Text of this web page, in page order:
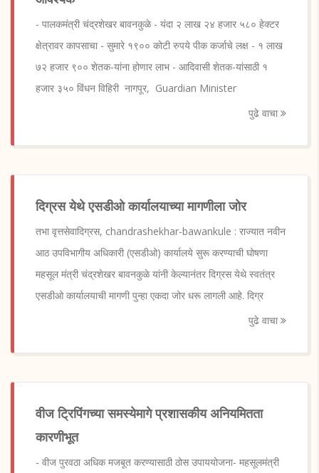
- पालकमंत्री चंद्रशेखर बावनकुळे - यंदा २ लाख २४ हजार ५८० हेक्टर
क्षेत्रावर कापसाचा - सुमारे १९०० कोटी रुपये पीक कर्जाचे लक्ष - १ लाख
७२ हजार ९०० शेतक-यांना होणार लाभ - आदिवासी शेतक-यांसाठी १
हजार ३५० विंधन विहिरी नागपूर, Guardian Minister
पुढे वाचा
दिग्रस येथे एसडीओ कार्यालयाच्या मागणीला जोर
तभा वृत्तसेवादिग्रस, chandrashekhar-bawankule : राज्यात नवीन
आठ उपविभागीय अधिकारी (एसडीओ) कार्यालये सुरू करण्याची घोषणा
महसूल मंत्री चंद्रशेखर बावनकुळे यांनी केल्यानंतर दिग्रस येथे स्वतंत्र
एसडीओ कार्यालयाची मागणी पुन्हा एकदा जोर धरू लागली आहे. दिग्र
पुढे वाचा
वीज ट्रिपिंगच्या समस्येमागे प्रशासकीय अनियमितता
कारणीभूत
- वीज पुरवठा अधिक मजबूत करण्यासाठी ठोस उपाययोजना- महसूलमंत्री